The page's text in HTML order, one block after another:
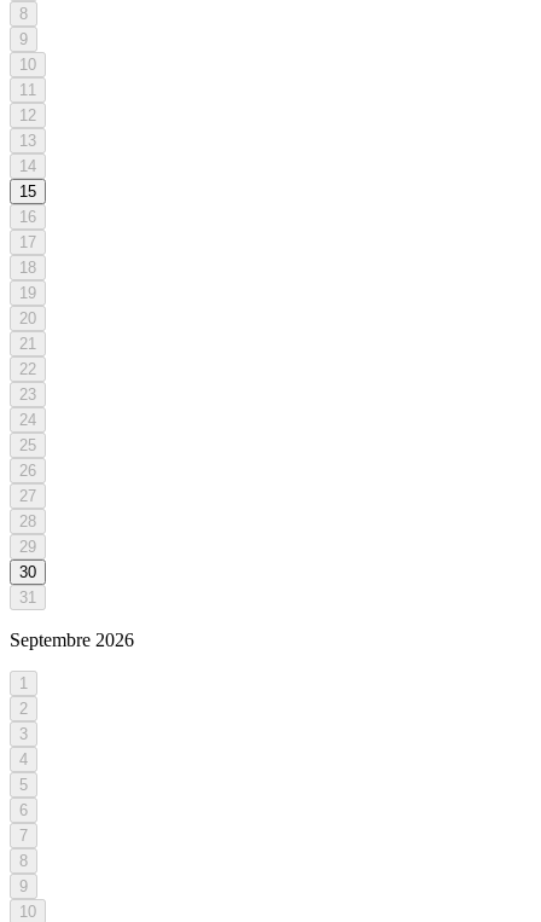
8
9
10
11
12
13
14
15
16
17
18
19
20
21
22
23
24
25
26
27
28
29
30
31
Septembre 2026
1
2
3
4
5
6
7
8
9
10